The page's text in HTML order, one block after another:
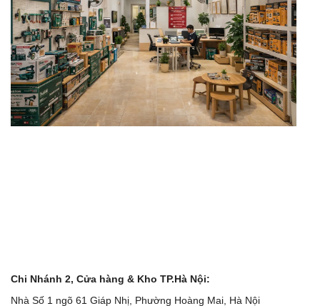
Chi Nhánh 2, Cửa hàng & Kho TP.Hà Nội:
Nhà Số 1 ngõ 61 Giáp Nhị, Phường Hoàng Mai, Hà Nội